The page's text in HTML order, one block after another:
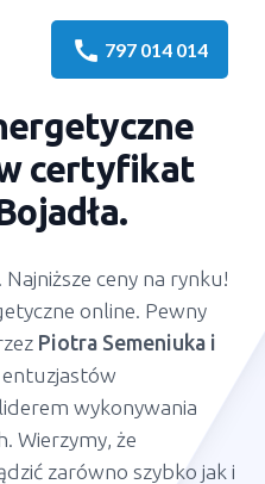
call 797 014 014
certyfikat
ceny na rynku!
online. Pewny
Piotra Semeniuka i
entuzjastów
wykonywania
Wierzymy, że
zarówno szybko jak i